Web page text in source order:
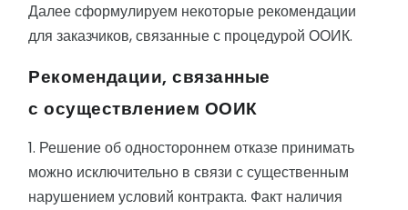
Далее сформулируем некоторые рекомендации
для заказчиков, связанные с процедурой ООИК.
Рекомендации, связанные
с осуществлением ООИК
1. Решение об одностороннем отказе принимать
можно исключительно в связи с существенным
нарушением условий контракта. Факт наличия